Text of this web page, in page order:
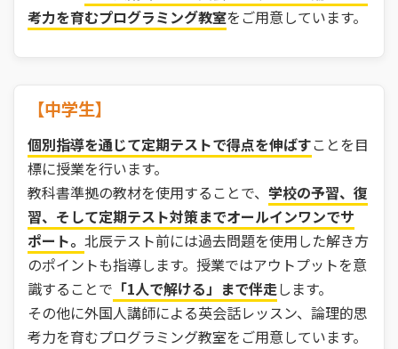
考力を育むプログラミング教室をご用意しています。
【中学生】
個別指導を通じて定期テストで得点を伸ばすことを目
標に授業を行います。
教科書準拠の教材を使用することで、 学校の予習、復
習、そして定期テスト対策までオールインワンでサ
ポート。 北辰テスト前には過去問題を使用した解き方
のポイントも指導します。授業ではアウトプットを意
識することで 「1人で解ける」まで伴走します。
その他に外国人講師による英会話レッスン、論理的思
考力を育むプログラミング教室をご用意しています。